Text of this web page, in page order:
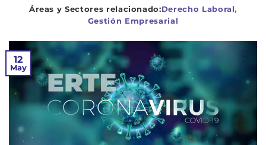
Derecho Laboral,
Gestión Empresarial
12
May